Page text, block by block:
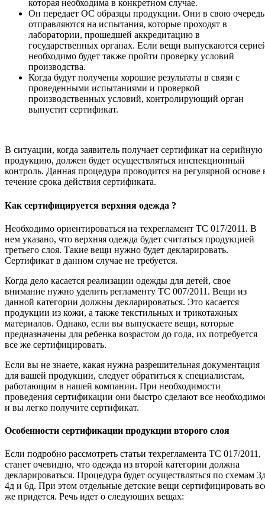
которая необходима в конкретном случае.
Он передает ОС образцы продукции. Они в свою очередь
отправляются на испытания, которые проходят в
лаборатории, прошедшей аккредитацию в
государственных органах. Если вещи выпускаются
необходимо будет также пройти проверку условий
производства.
Когда будут получены хорошие результаты в связи с
проведенными испытаниями и проверкой
производственных условий, контролирующий орган
выпустит сертификат.
В ситуации, когда заявитель получает сертификат на серийную
продукцию, должен будет осуществляться инспекционный
контроль. Данная процедура проводится на регулярной основе
течение срока действия сертификата.
Как сертифицируется верхняя одежда ?
Необходимо ориентироваться на техрегламент ТС 017/2011. В
нем указано, что верхняя одежда будет считаться продукцией
третьего слоя. Такие вещи нужно будет декларировать.
Сертификат в данном случае не требуется.
Когда дело касается реализации одежды для детей, свое
внимание нужно уделить регламенту ТС 007/2011. Вещи из
данной категории должны декларироваться. Это касается
продукции из кожи, а также текстильных и трикотажных
материалов. Однако, если вы выпускаете вещи, которые
предназначены для ребенка возрастом до года, их потребуется
все же сертифицировать.
Если вы не знаете, какая нужна разрешительная документация
для вашей продукции, следует обратиться к специалистам,
работающим в нашей компании. При необходимости
проведения сертификации они быстро сделают все
и вы легко получите сертификат.
Особенности сертификации продукции второго слоя
Если подробно рассмотреть статьи техрегламента ТС 017/2011,
станет очевидно, что одежда из второй категории должна
декларироваться. Процедура будет осуществляться по схемам
4д и 6д. При этом отдельные детские вещи сертифицировать
же придется. Речь идет о следующих вещах: